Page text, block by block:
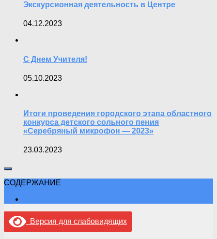
Экскурсионная деятельность в Центре
04.12.2023
С Днем Учителя!
05.10.2023
Итоги проведения городского этапа областного
конкурса детского сольного пения
«Серебряный микрофон — 2023»
23.03.2023
СОДЕРЖАНИЕ
Версия для слабовидящих